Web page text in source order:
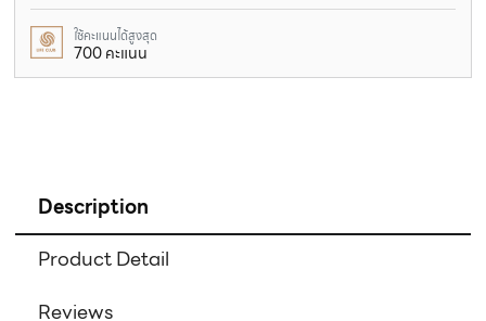
ใช้คะแนนได้สูงสุด
700 คะแนน
Description
Product Detail
Reviews